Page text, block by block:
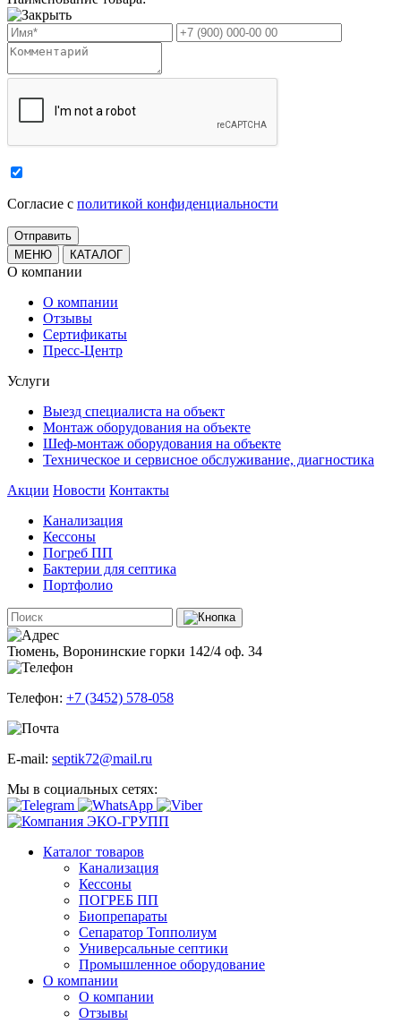
Cогласие с политикой конфиденциальности
МЕНЮ КАТАЛОГ
О компании
О компании
Отзывы
Сертификаты
Пресс-Центр
Услуги
Выезд специалиста на объект
Монтаж оборудования на объекте
Шеф-монтаж оборудования на объекте
Техническое и сервисное обслуживание, диагностика
Акции Новости Контакты
Канализация
Кессоны
Погреб ПП
Бактерии для септика
Портфолио
Тюмень, Воронинские горки 142/4 оф. 34
Телефон: +7 (3452) 578-058
E-mail: septik72@mail.ru
Мы в социальных сетях:
Каталог товаров
Канализация
Кессоны
ПОГРЕБ ПП
Биопрепараты
Сепаратор Топполиум
Универсальные септики
Промышленное оборудование
О компании
О компании
Отзывы